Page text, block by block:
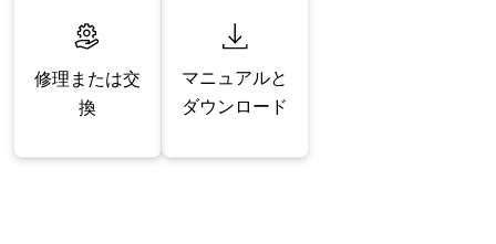
修理または交
換
マニュアルと
ダウンロード